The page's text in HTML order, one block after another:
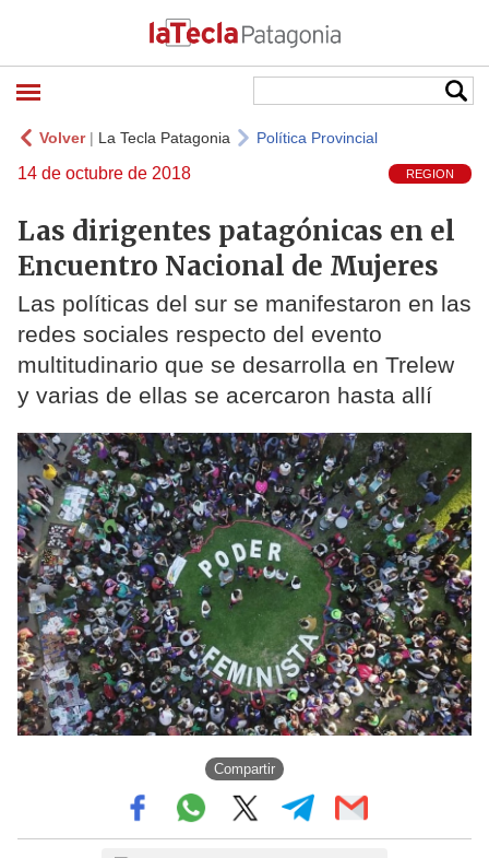
Volver| La Tecla Patagonia Política Provincial
14 de octubre de 2018 REGION
Las dirigentes patagónicas en el
Encuentro Nacional de Mujeres
Las políticas del sur se manifestaron en las
redes sociales respecto del evento
multitudinario que se desarrolla en Trelew
y varias de ellas se acercaron hasta allí
Compartir